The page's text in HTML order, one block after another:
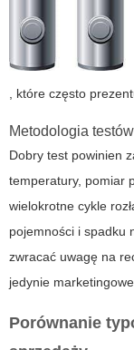
, które często
Metodologia testów
Dobry test powinien
temperatury, pomiar
wielokrotne cykle
pojemności i spadku
zwracać uwagę na
jedynie
Porównanie